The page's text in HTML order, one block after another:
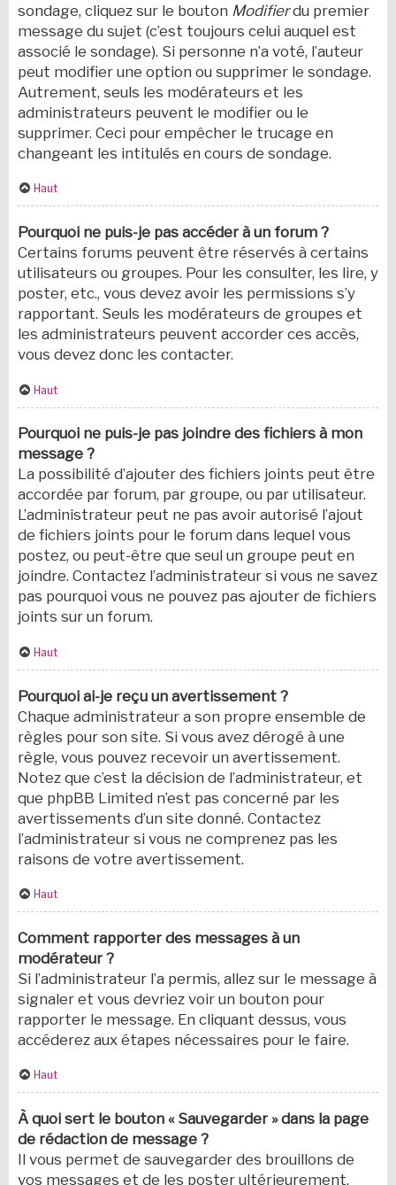
sondage, cliquez sur le bouton Modifierdu premier
message du sujet (c’est toujours celui auquel est
associé le sondage). Si personne n’a voté, l’auteur
peut modifier une option ou supprimer le sondage.
Autrement, seuls les modérateurs et les
administrateurs peuvent le modifier ou le
supprimer. Ceci pour empêcher le trucage en
changeant les intitulés en cours de sondage.
Haut
Pourquoi ne puis-je pas accéder à un forum ?
Certains forums peuvent être réservés à certains
utilisateurs ou groupes. Pour les consulter, les lire, y
poster, etc., vous devez avoir les permissions s’y
rapportant. Seuls les modérateurs de groupes et
les administrateurs peuvent accorder ces accès,
vous devez donc les contacter.
Haut
Pourquoi ne puis-je pas joindre des fichiers à mon
message ?
La possibilité d’ajouter des fichiers joints peut être
accordée par forum, par groupe, ou par utilisateur.
L’administrateur peut ne pas avoir autorisé l’ajout
de fichiers joints pour le forum dans lequel vous
postez, ou peut-être que seul un groupe peut en
joindre. Contactez l’administrateur si vous ne savez
pas pourquoi vous ne pouvez pas ajouter de fichiers
joints sur un forum.
Haut
Pourquoi ai-je reçu un avertissement ?
Chaque administrateur a son propre ensemble de
règles pour son site. Si vous avez dérogé à une
règle, vous pouvez recevoir un avertissement.
Notez que c’est la décision de l’administrateur, et
que phpBB Limited n’est pas concerné par les
avertissements d’un site donné. Contactez
l’administrateur si vous ne comprenez pas les
raisons de votre avertissement.
Haut
Comment rapporter des messages à un
modérateur ?
Si l’administrateur l’a permis, allez sur le message à
signaler et vous devriez voir un bouton pour
rapporter le message. En cliquant dessus, vous
accéderez aux étapes nécessaires pour le faire.
Haut
À quoi sert le bouton « Sauvegarder » dans la page
de rédaction de message ?
Il vous permet de sauvegarder des brouillons de
vos messages et de les poster ultérieurement.